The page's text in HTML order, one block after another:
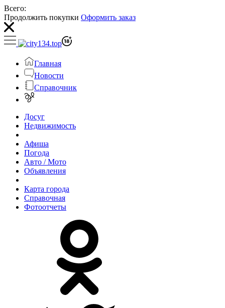
Всего:
Продолжить покупки Оформить заказ
Главная
Новости
Справочник
Досуг
Недвижимость
Афиша
Погода
Авто / Мото
Объявления
Карта города
Справочная
Фотоотчеты